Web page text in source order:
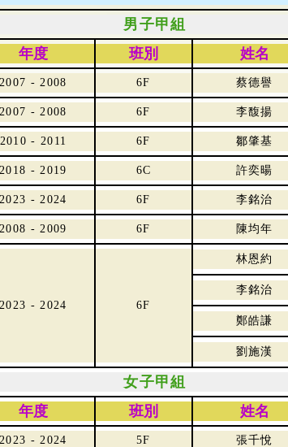
男子甲組
年度 班別 姓名
2007 - 2008 6F 蔡德譽
2007 - 2008 6F 李馥揚
2010 - 2011 6F 鄒肇基
2018 - 2019 6C 許奕暘
2023 - 2024 6F 李銘治
2008 - 2009 6F 陳均年
2023 - 2024 6F
林恩約
李銘治
鄭皓謙
劉施漢
女子甲組
年度 班別 姓名
2023 - 2024 5F 張千悅